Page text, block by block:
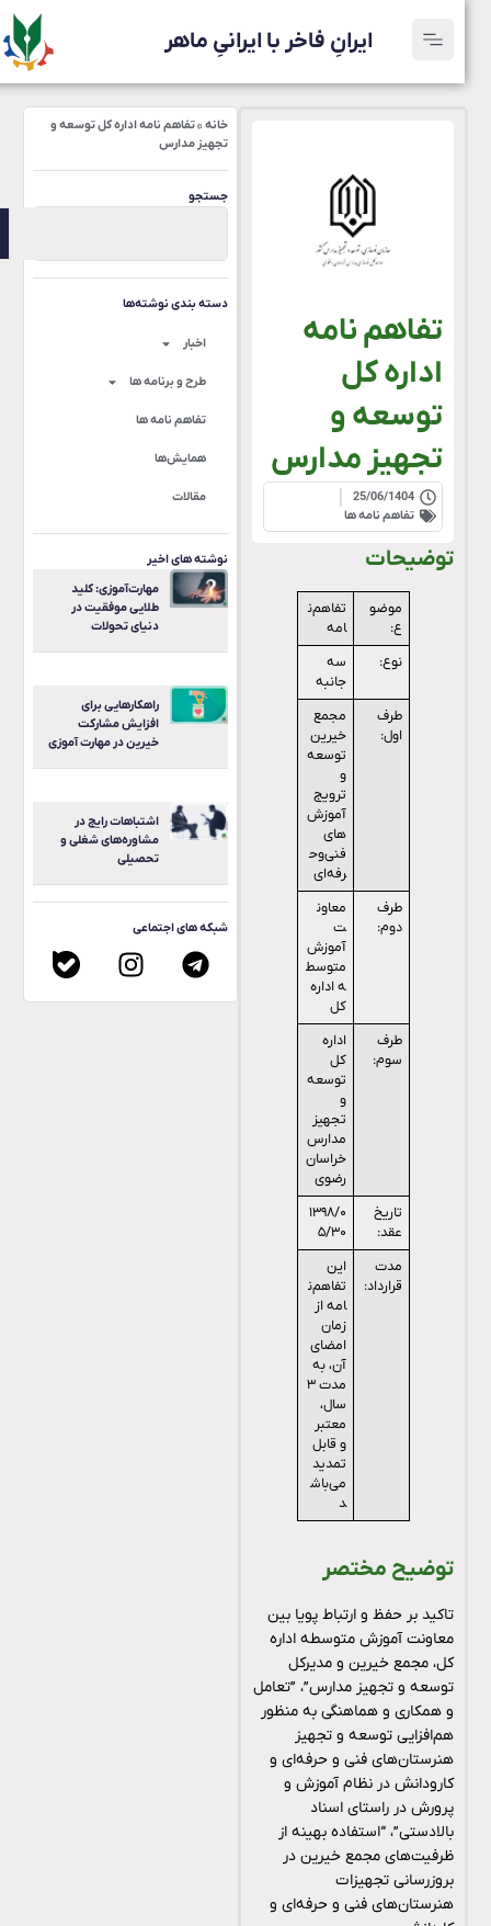
ایرانِ فاخر با ایرانیِ ماهر
تفاهم نامه
اداره کل
توسعه و
تجهیز مدارس
25/06/1404
تفاهم نامه ها
توضیحات
موضو
تفاهم‌ن
جانبه
مجمع
خیرین
توسعه
ترویج
آموزش‌
فنی‌وح
رفه‌ای
معاون
آموزش
متوسط
ه اداره
سوم:
توسعه
تجهیز
مدارس
خراسان
رضوی
تاریخ
۱۳۹۸/۰
۵/۳۰
مدت
قرارداد:
تفاهم‌ن
امه از
امضای
آن، به
مدت ۳
معتبر
و قابل
تمدید
می‌باش
توضیح مختصر
تاکید بر حفظ و ارتباط پویا بین
معاونت آموزش متوسطه اداره
کل، مجمع خیرین و مدیرکل
توسعه و تجهیز مدارس”، ‌”تعامل
و همکاری و هماهنگی به منظور
هم‌افزایی توسعه و تجهیز
هنرستان‌های فنی و حرفه‌ای و
کارودانش در نظام آموزش و
پرورش در راستای اسناد
بالادستی”، “استفاده بهینه از
ظرفیت‌های مجمع خیرین در
بروزرسانی تجهیزات
هنرستان‌های فنی و حرفه‌ای و
»تفاهم نامه اداره کل توسعه و
تجهیز مدارس
جستجو
دسته بندی نوشته‌ها
طرح و برنامه ها
تفاهم نامه ها
همایش‌ها
مقالات
نوشته های اخیر
مهارت‌آموزی: کلید
طلایی موفقیت در
دنیای تحولات
راهکارهایی برای
افزایش مشارکت
خیرین در مهارت آموزی
اشتباهات رایج در
مشاوره‌های شغلی و
تحصیلی
شبکه های اجتماعی